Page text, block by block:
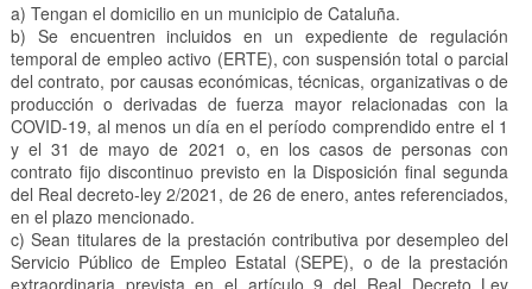
a) Tengan el domicilio en un municipio de Cataluña.
b) Se encuentren incluidos en un expediente de regulación
temporal de empleo activo (ERTE), con suspensión total o parcial
del contrato, por causas económicas, técnicas, organizativas o de
producción o derivadas de fuerza mayor relacionadas con la
COVID-19, al menos un día en el período comprendido entre el 1
y el 31 de mayo de 2021 o, en los casos de personas con
contrato fijo discontinuo previsto en la Disposición final segunda
del Real decreto-ley 2/2021, de 26 de enero, antes referenciados,
en el plazo mencionado.
c) Sean titulares de la prestación contributiva por desempleo del
Servicio Público de Empleo Estatal (SEPE), o de la prestación